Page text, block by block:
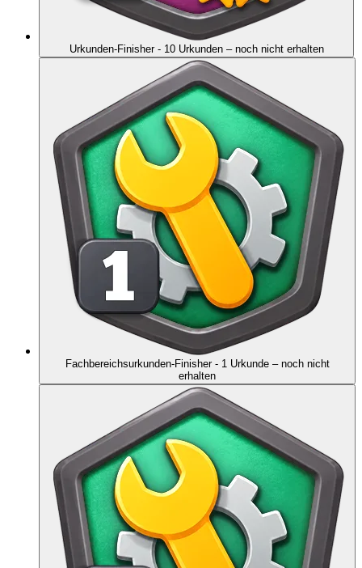
Urkunden-Finisher - 10 Urkunden – noch nicht erhalten
Fachbereichsurkunden-Finisher - 1 Urkunde – noch nicht
erhalten